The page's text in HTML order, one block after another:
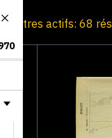
Filtres actifs: 68